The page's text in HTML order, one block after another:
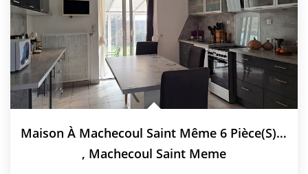
Maison À Machecoul Saint Même 6 Pièce(s) 131.54 M2
, Machecoul Saint Meme